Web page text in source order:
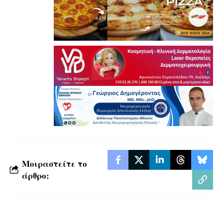
Μοιραστείτε το
άρθρο: